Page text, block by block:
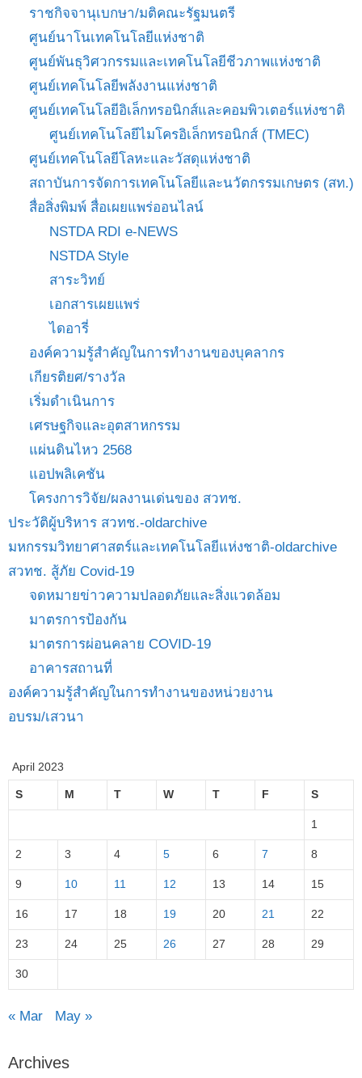
ราชกิจจานุเบกษา/มติคณะรัฐมนตรี
ศูนย์นาโนเทคโนโลยีแห่งชาติ
ศูนย์พันธุวิศวกรรมและเทคโนโลยีชีวภาพแห่งชาติ
ศูนย์เทคโนโลยีพลังงานแห่งชาติ
ศูนย์เทคโนโลยีอิเล็กทรอนิกส์และคอมพิวเตอร์แห่งชาติ
ศูนย์เทคโนโลยีไมโครอิเล็กทรอนิกส์ (TMEC)
ศูนย์เทคโนโลยีโลหะและวัสดุแห่งชาติ
สถาบันการจัดการเทคโนโลยีและนวัตกรรมเกษตร (สท.)
สื่อสิ่งพิมพ์ สื่อเผยแพร่ออนไลน์
NSTDA RDI e-NEWS
NSTDA Style
สาระวิทย์
เอกสารเผยแพร่
ไดอารี่
องค์ความรู้สำคัญในการทำงานของบุคลากร
เกียรติยศ/รางวัล
เริ่มดำเนินการ
เศรษฐกิจและอุตสาหกรรม
แผ่นดินไหว 2568
แอปพลิเคชัน
โครงการวิจัย/ผลงานเด่นของ สวทช.
ประวัติผู้บริหาร สวทช.-oldarchive
มหกรรมวิทยาศาสตร์และเทคโนโลยีแห่งชาติ-oldarchive
สวทช. สู้ภัย Covid-19
จดหมายข่าวความปลอดภัยและสิ่งแวดล้อม
มาตรการป้องกัน
มาตรการผ่อนคลาย COVID-19
อาคารสถานที่
องค์ความรู้สำคัญในการทำงานของหน่วยงาน
อบรม/เสวนา
April 2023
S M T W T F S
1
2 3 4 5 6 7 8
9 10 11 12 13 14 15
16 17 18 19 20 21 22
23 24 25 26 27 28 29
30
« Mar May »
Archives